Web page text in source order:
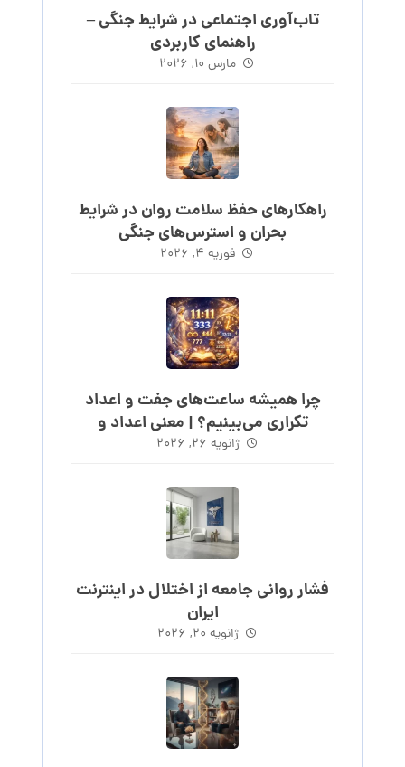
تاب‌آوری اجتماعی در شرایط جنگی –
راهنمای کاربردی
مارس 10, 2026
راهکارهای حفظ سلامت روان در شرایط
بحران و استرس‌های جنگی
فوریه 4, 2026
چرا همیشه ساعت‌های جفت و اعداد
تکراری می‌بینیم؟ | معنی اعداد و
ساعت‌های روند
ژانویه 26, 2026
فشار روانی جامعه از اختلال در اینترنت
ایران
ژانویه 20, 2026